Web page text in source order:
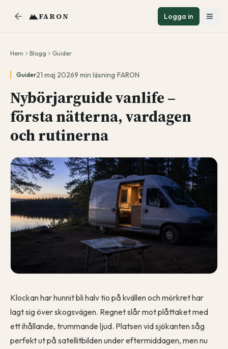
FARON Logga in
Hem Blogg Guider
Guider21 maj 20269 min läsning·FARON
Nybörjarguide vanlife –
första nätterna, vardagen
och rutinerna
Klockan har hunnit bli halv tio på kvällen och mörkret har
lagt sig över skogsvägen. Regnet slår mot plåttaket med
ett ihållande, trummande ljud. Platsen vid sjökanten såg
perfekt ut på satellitbilden under eftermiddagen, men nu